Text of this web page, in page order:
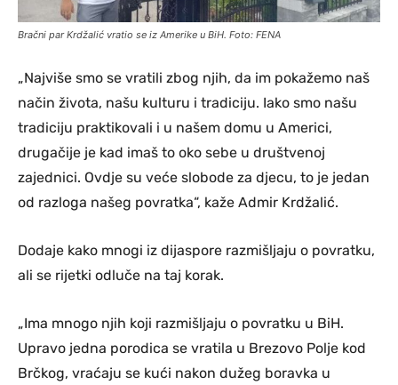
Bračni par Krdžalić vratio se iz Amerike u BiH. Foto: FENA
„Najviše smo se vratili zbog njih, da im pokažemo naš
način života, našu kulturu i tradiciju. Iako smo našu
tradiciju praktikovali i u našem domu u Americi,
drugačije je kad imaš to oko sebe u društvenoj
zajednici. Ovdje su veće slobode za djecu, to je jedan
od razloga našeg povratka“, kaže Admir Krdžalić.
Dodaje kako mnogi iz dijaspore razmišljaju o povratku,
ali se rijetki odluče na taj korak.
„Ima mnogo njih koji razmišljaju o povratku u BiH.
Upravo jedna porodica se vratila u Brezovo Polje kod
Brčkog, vraćaju se kući nakon dužeg boravka u